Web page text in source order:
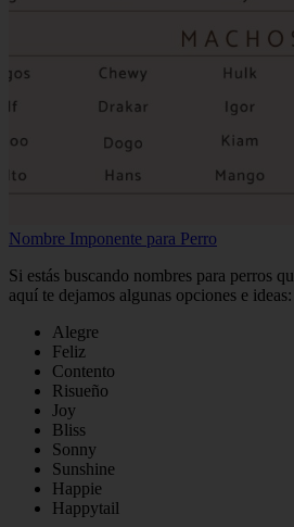
Nombre Imponente para Perro
Si estás buscando nombres para perros
aquí te dejamos algunas opciones e ideas:
Alegre
Feliz
Contento
Risueño
Joy
Bliss
Sonny
Sunshine
Happie
Happytail